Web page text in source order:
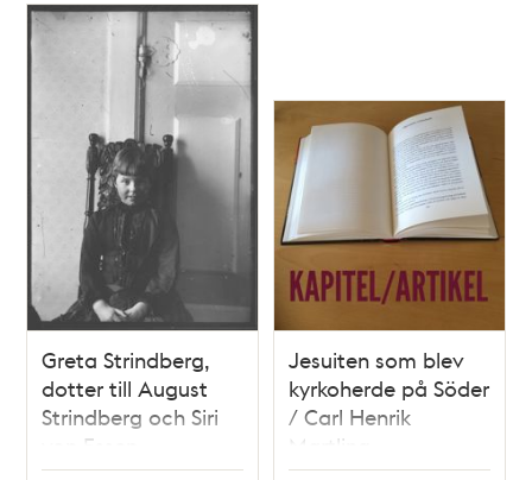
Greta Strindberg,
dotter till August
Strindberg och Siri
von Essen
Jesuiten som blev
kyrkoherde på Söder
/ Carl Henrik
Martling